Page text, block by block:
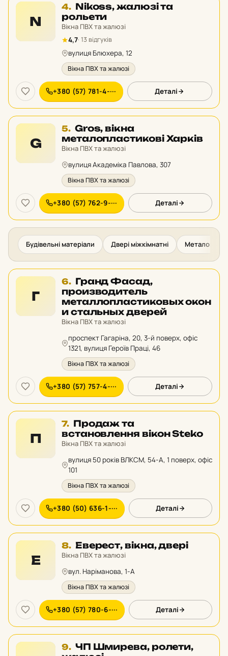
N
4. Місце
4
у
рейтингу:
Nikoss, жалюзі та
рольети
Вікна ПВХ та жалюзі
4,7· 13 відгуків
вулиця Блюхера, 12
Вікна ПВХ та жалюзі
+380 (57) 781-4-··· Деталі
G
5. Місце
5
у
Gros, вікна
металопластикові Харків
Вікна ПВХ та жалюзі
вулиця Академіка Павлова, 307
Вікна ПВХ та жалюзі
+380 (57) 762-9-··· Деталі
Будівельні матеріали Двері міжкімнатні
Г
6. Місце
6
у
рейтингу:
Гранд Фасад,
производитель
металлопластиковых окон
и стальных дверей
Вікна ПВХ та жалюзі
проспект Гагаріна, 20, 3-й поверх, офіс
1321, вулиця Героїв Праці, 46
Вікна ПВХ та жалюзі
+380 (57) 757-4-··· Деталі
П
7. Місце
7
у
Продаж та
встановлення вікон Steko
Вікна ПВХ та жалюзі
вулиця 50 років ВЛКСМ, 54-А, 1 поверх, офіс
101
Вікна ПВХ та жалюзі
+380 (50) 636-1-··· Деталі
Е
8. Місце
8
рейтингу:
Еверест, вікна, двері
Вікна ПВХ та жалюзі
вул. Наріманова, 1-А
Вікна ПВХ та жалюзі
+380 (57) 780-6-··· Деталі
9. Місце
ЧП Шмирева, ролети,